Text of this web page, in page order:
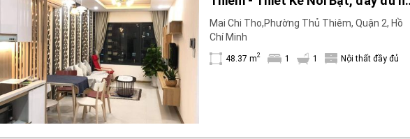
thất
Mai Chi Tho,Phường Thủ Thiêm, Quận 2, Hồ
Chí Minh
48.37 m2 1 1 Nội thất đầy đủ